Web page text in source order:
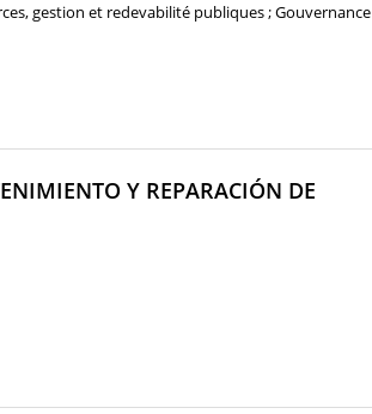
gestion et redevabilité publiques ; Gouvernance
Y REPARACIÓN DE